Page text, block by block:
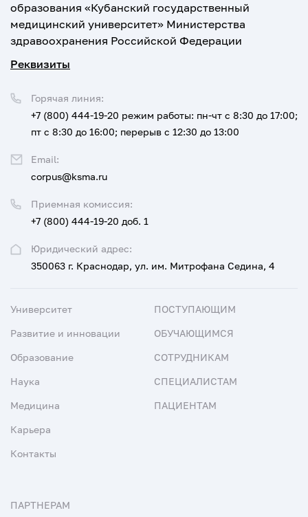
образования «Кубанский государственный
медицинский университет» Министерства
здравоохранения Российской Федерации
Реквизиты
Юридический адрес:
350063 г. Краснодар, ул. им. Митрофана Седина, 4
Приемная комиссия:
+7 (800) 444-19-20 доб. 1
Горячая линия:
+7 (800) 444-19-20 режим работы: пн-чт с 8:30 до 17:00;
пт с 8:30 до 16:00; перерыв с 12:30 до 13:00
Email:
corpus@ksma.ru
Университет
Развитие и инновации
Образование
Наука
Медицина
Карьера
Контакты
ПОСТУПАЮЩИМ
ОБУЧАЮЩИМСЯ
СОТРУДНИКАМ
СПЕЦИАЛИСТАМ
ПАЦИЕНТАМ
ПАРТНЕРАМ